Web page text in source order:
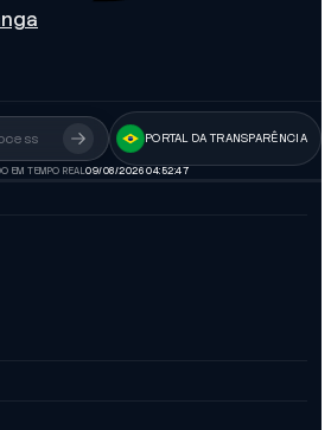
PORTAL DA TRANSPARÊNCIA
EM TEMPO REAL09/08/2026 04:52:48